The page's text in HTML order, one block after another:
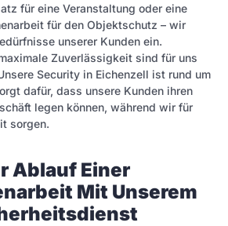
für eine Veranstaltung oder eine
für den Objektschutz – wir
unserer Kunden ein.
Zuverlässigkeit sind für uns
Security in Eichenzell ist rund um
dafür, dass unsere Kunden ihren
legen können, während wir für
sorgen.
Ablauf Einer
Mit Unserem